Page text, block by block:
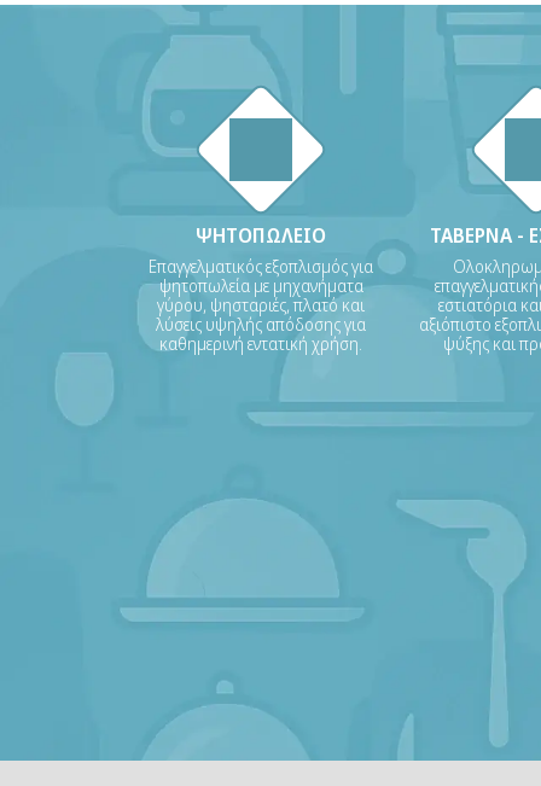
ΨΗΤΟΠΩΛΕΙΟ
Επαγγελματικός εξοπλισμός για
ψητοπωλεία με μηχανήματα
γύρου, ψησταριές, πλατό και
λύσεις υψηλής απόδοσης για
καθημερινή εντατική χρήση.
ΤΑΒΕΡΝΑ -
εστιατόρια
αξιόπιστο
ψύξης και